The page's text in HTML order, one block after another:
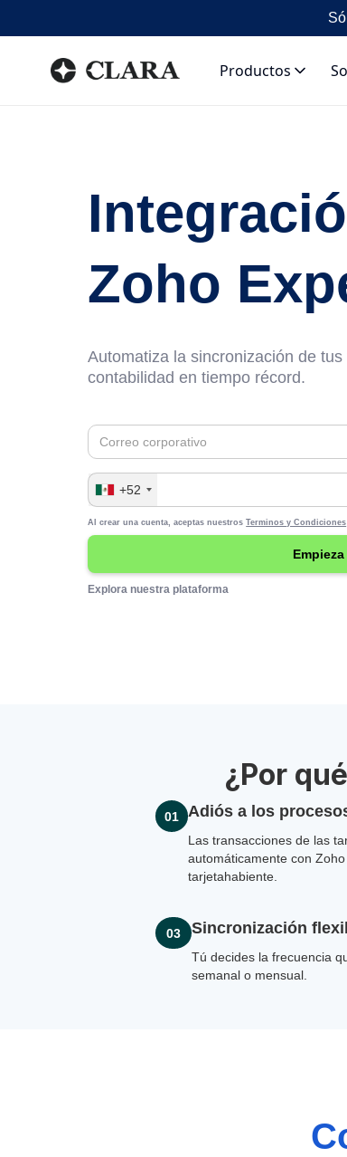
Productos
Zoho
Automatiza la sincronización de
contabilidad en tiempo récord.
+52
Al crear una cuenta, aceptas nuestrosTerminos y Condiciones
Explora nuestra plataforma
¿Por
01 Adiós a los
Las transacciones de las
automáticamente con
tarjetahabiente.
03 Sincronización
Tú decides la frecuencia
semanal o mensual.